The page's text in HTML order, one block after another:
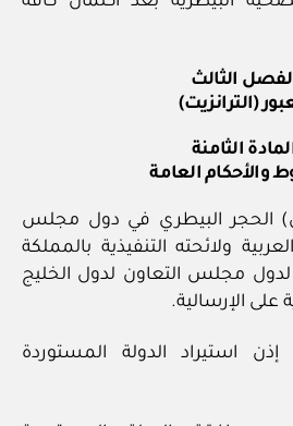
الثالث
(الترانزيت)
الثامنة
والأحكام العامة
الحجر البيطري في دول مجلس
ولائحته التنفيذية بالمملكة
لدول مجلس التعاون لدول الخليج
على الإرسالية.
استيراد الدولة المستوردة